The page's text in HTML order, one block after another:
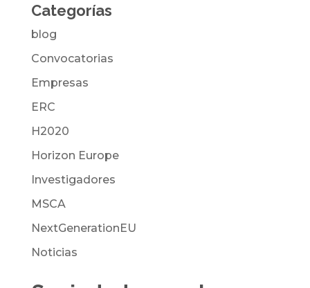
Categorías
blog
Convocatorias
Empresas
ERC
H2020
Horizon Europe
Investigadores
MSCA
NextGenerationEU
Noticias